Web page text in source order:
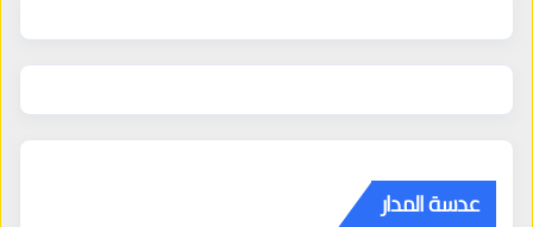
عدسة المدار